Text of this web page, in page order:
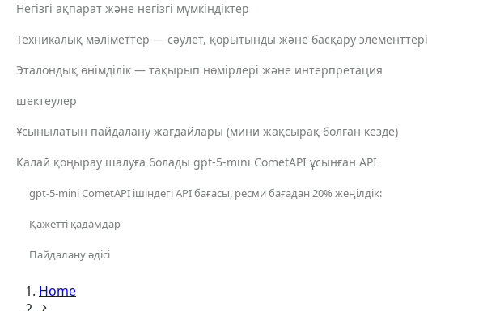
Негізгі ақпарат және негізгі мүмкіндіктер
Техникалық мәліметтер — сәулет, қорытынды және басқару элементтері
Эталондық өнімділік — тақырып нөмірлері және интерпретация
шектеулер
Ұсынылатын пайдалану жағдайлары (мини жақсырақ болған кезде)
Қалай қоңырау шалуға болады gpt-5-mini CometAPI ұсынған API
gpt-5-mini CometAPI ішіндегі API бағасы, ресми бағадан 20% жеңілдік:
Қажетті қадамдар
Пайдалану әдісі
Home